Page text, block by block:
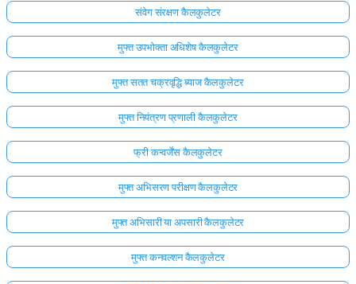
संवेग संरक्षण कैलकुलेटर
मुफ्त उपभोक्ता अधिशेष कैलकुलेटर
मुफ्त सतत चक्रवृद्धि ब्याज कैलकुलेटर
मुफ्त नियंत्रण प्रणाली कैलकुलेटर
फ्री कन्वर्जेंस कैलकुलेटर
मुफ्त अभिसरण परीक्षण कैलकुलेटर
मुफ्त अभिसारी या अपसारी कैलकुलेटर
मुफ्त कनवल्शन कैलकुलेटर